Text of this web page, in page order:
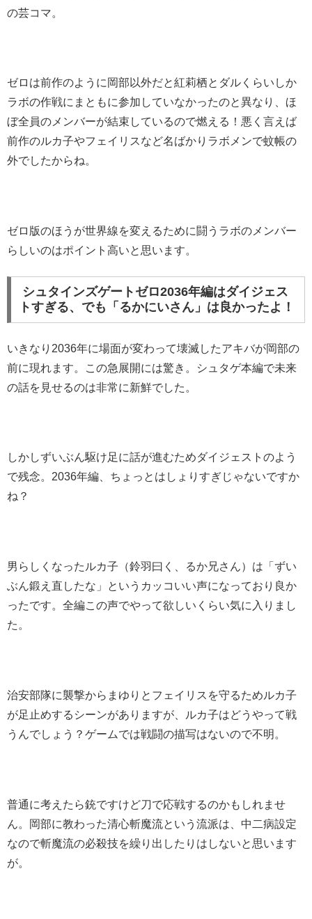
の芸コマ。
ゼロは前作のように岡部以外だと紅莉栖とダルくらいしか
ラボの作戦にまともに参加していなかったのと異なり、ほ
ぼ全員のメンバーが結束しているので燃える！悪く言えば
前作のルカ子やフェイリスなど名ばかりラボメンで蚊帳の
外でしたからね。
ゼロ版のほうが世界線を変えるために闘うラボのメンバー
らしいのはポイント高いと思います。
シュタインズゲートゼロ2036年編はダイジェス
トすぎる、でも「るかにいさん」は良かったよ！
いきなり2036年に場面が変わって壊滅したアキバが岡部の
前に現れます。この急展開には驚き。シュタゲ本編で未来
の話を見せるのは非常に新鮮でした。
しかしずいぶん駆け足に話が進むためダイジェストのよう
で残念。2036年編、ちょっとはしょりすぎじゃないですか
ね？
男らしくなったルカ子（鈴羽曰く、るか兄さん）は「ずい
ぶん鍛え直したな」というカッコいい声になっており良か
ったです。全編この声でやって欲しいくらい気に入りまし
た。
治安部隊に襲撃からまゆりとフェイリスを守るためルカ子
が足止めするシーンがありますが、ルカ子はどうやって戦
うんでしょう？ゲームでは戦闘の描写はないので不明。
普通に考えたら銃ですけど刀で応戦するのかもしれませ
ん。岡部に教わった清心斬魔流という流派は、中二病設定
なので斬魔流の必殺技を繰り出したりはしないと思います
が。